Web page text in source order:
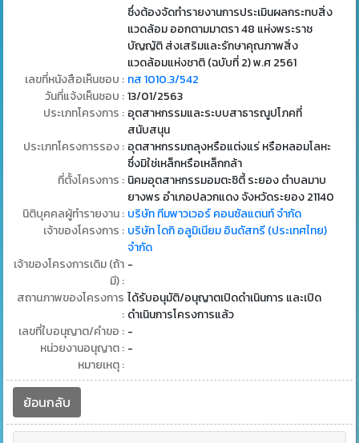
ซึ่งต้องจัดทำรายงานการประเมินผลกระทบสิ่ง
แวดล้อม ออกตามมาตรา 48 แห่งพระราช
บัญญัติ ส่งเสริมและรักษาคุณภาพสิ่ง
แวดล้อมแห่งชาติ (ฉบับที่ 2) พ.ศ 2561
เลขที่หนังสือเห็นชอบ : ทส 1010.3/542
วันที่แจ้งเห็นชอบ : 13/01/2563
ประเภทโครงการ : อุตสาหกรรมและระบบสาธารณูปโภคที่
สนับสนุน
ประเภทโครงการรอง : อุตสาหกรรมถลุงหรือแต่งแร่ หรือหลอมโลหะ
ซึ่งมิใช่เหล็กหรือเหล็กกล้า
ที่ตั้งโครงการ : นิคมอุตสาหกรรมอมตะซิตี้ ระยอง ตำบลมาบ
ยางพร อำเภอปลวกแดง จังหวัดระยอง 21140
นิติบุคคลผู้ทำรายงาน : บริษัท ทีมพาวเวอร์ คอนซัลแตนท์ จำกัด
เจ้าของโครงการ : บริษัท ไดกิ อลูมิเนียม อินดัสทรี (ประเทศไทย)
จำกัด
เจ้าของโครงการเดิม (ถ้า
มี) :
-
สถานภาพของโครงการ
:
ได้รับอนุมัติ/อนุญาตเปิดดำเนินการ และเปิด
ดำเนินการโครงการแล้ว
เลขที่ใบอนุญาต/คำขอ : -
หน่วยงานอนุญาต : -
หมายเหตุ :
ย้อนกลับ